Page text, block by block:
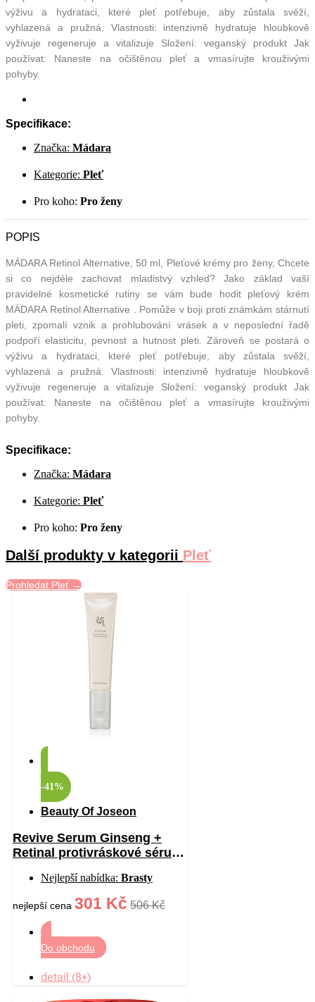
výživu a hydrataci, které pleť potřebuje, aby zůstala svěží,
vyhlazená a pružná. Vlastnosti: intenzivně hydratuje hloubkově
vyživuje regeneruje a vitalizuje Složení: veganský produkt Jak
používat: Naneste na očištěnou pleť a vmasírujte krouživými
pohyby.
Specifikace:
Značka: Mádara
Kategorie: Pleť
Pro koho: Pro ženy
POPIS
MÁDARA Retinol Alternative, 50 ml, Pleťové krémy pro ženy, Chcete
si co nejdéle zachovat mladistvý vzhled? Jako základ vaší
pravidelné kosmetické rutiny se vám bude hodit pleťový krém
MÁDARA Retinol Alternative . Pomůže v boji proti známkám stárnutí
pleti, zpomalí vznik a prohlubování vrásek a v neposlední řadě
podpoří elasticitu, pevnost a hutnost pleti. Zároveň se postará o
výživu a hydrataci, které pleť potřebuje, aby zůstala svěží,
vyhlazená a pružná. Vlastnosti: intenzivně hydratuje hloubkově
vyživuje regeneruje a vitalizuje Složení: veganský produkt Jak
používat: Naneste na očištěnou pleť a vmasírujte krouživými
pohyby.
Specifikace:
Značka: Mádara
Kategorie: Pleť
Pro koho: Pro ženy
Další produkty v kategorii Pleť
Prohledat Pleť →
-41%
Beauty Of Joseon
Revive Serum Ginseng +
Retinal protivráskové sérum
Nejlepší nabídka: Brasty
nejlepší cena 301 Kč 506 Kč
Do obchodu
detail (8+)